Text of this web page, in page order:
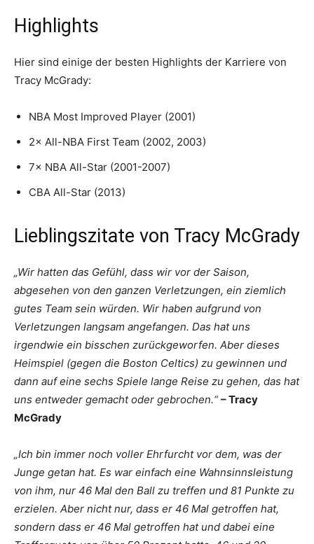
Highlights
Hier sind einige der besten Highlights der Karriere von
Tracy McGrady:
NBA Most Improved Player (2001)
2× All-NBA First Team (2002, 2003)
7× NBA All-Star (2001-2007)
CBA All-Star (2013)
Lieblingszitate von Tracy McGrady
„Wir hatten das Gefühl, dass wir vor der Saison,
abgesehen von den ganzen Verletzungen, ein ziemlich
gutes Team sein würden. Wir haben aufgrund von
Verletzungen langsam angefangen. Das hat uns
irgendwie ein bisschen zurückgeworfen. Aber dieses
Heimspiel (gegen die Boston Celtics) zu gewinnen und
dann auf eine sechs Spiele lange Reise zu gehen, das hat
uns entweder gemacht oder gebrochen.“ – Tracy
McGrady
„Ich bin immer noch voller Ehrfurcht vor dem, was der
Junge getan hat. Es war einfach eine Wahnsinnsleistung
von ihm, nur 46 Mal den Ball zu treffen und 81 Punkte zu
erzielen. Aber nicht nur, dass er 46 Mal getroffen hat,
sondern dass er 46 Mal getroffen hat und dabei eine